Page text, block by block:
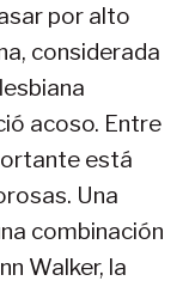
por alto
considerada
acoso. Entre
está
Una
combinación
Walker, la